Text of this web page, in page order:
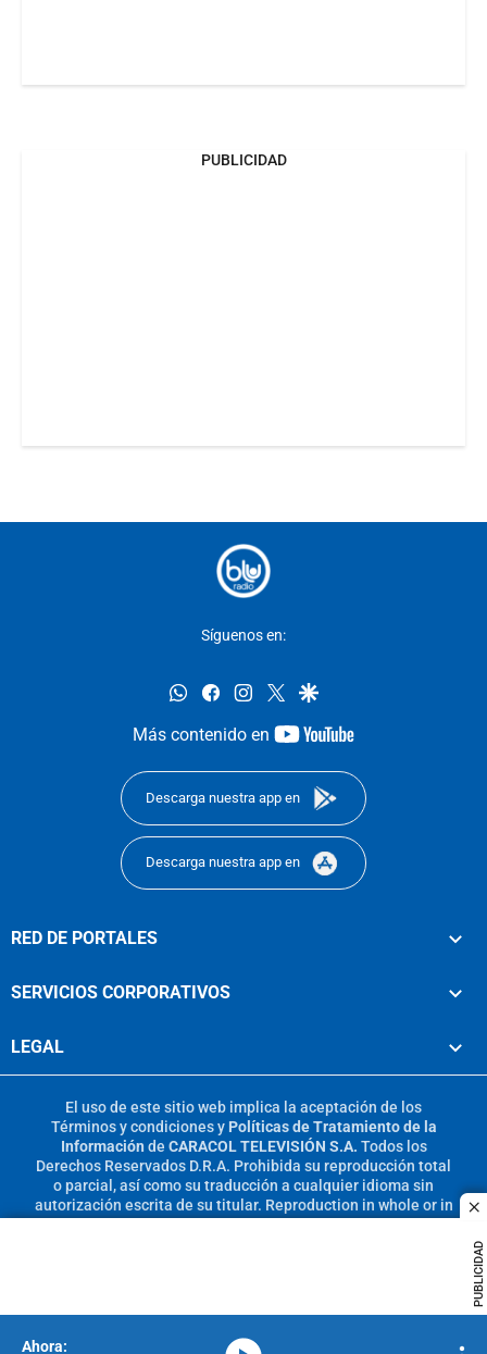
PUBLICIDAD
PUBLICIDAD
Síguenos en:
whatsappfacebookinstagram
twittergoogle
Más contenido en
youtube-
Descarga nuestra app en
Descarga nuestra app en
RED DE PORTALES
SERVICIOS CORPORATIVOS
LEGAL
El uso de este sitio web implica la aceptación de los
Términos y condicionesy Políticas de Tratamiento de la
Información de CARACOL TELEVISIÓN S.A. Todos los
Derechos Reservados D.R.A. Prohibida su reproducción total
o parcial, así como su traducción a cualquier idioma sin
autorización escrita de su titular. Reproduction in whole or in